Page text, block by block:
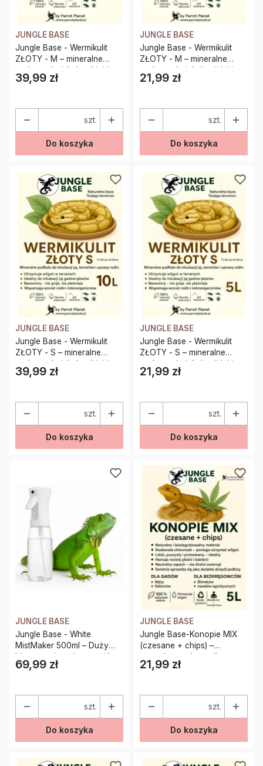
JUNGLE BASE
Jungle Base - Wermikulit
ZŁOTY - M – mineralne
podłoże do inkubacji jaj i
terrariów 10 Litrów
Cena
39,99 zł
szt.
Do koszyka
JUNGLE BASE
Jungle Base - Wermikulit
ZŁOTY - M – mineralne
podłoże do inkubacji jaj i
terrariów 5 Litrów
Cena
21,99 zł
szt.
Do koszyka
JUNGLE BASE
Jungle Base - Wermikulit
ZŁOTY - S – mineralne
podłoże do inkubacji jaj i
terrariów 10 Litrów
Cena
39,99 zł
szt.
Do koszyka
JUNGLE BASE
Jungle Base - Wermikulit
ZŁOTY - S – mineralne
podłoże do inkubacji jaj i
terrariów 5 Litrów
Cena
21,99 zł
szt.
Do koszyka
JUNGLE BASE
Jungle Base - White
MistMaker 500ml – Duży
biały atomizer do terrariów
z gadami i płazami
Cena
69,99 zł
szt.
Do koszyka
JUNGLE BASE
Jungle Base-Konopie MIX
(czesane + chips) –
naturalne podłoże dla
gadów i bezkręgowców 5
Cena
21,99 zł
szt.
Do koszyka